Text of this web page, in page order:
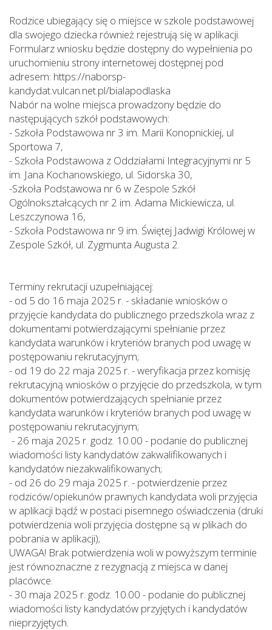
Rodzice ubiegający się o miejsce w szkole podstawowej
dla swojego dziecka również rejestrują się w aplikacji.
Formularz wniosku będzie dostępny do wypełnienia po
uruchomieniu strony internetowej dostępnej pod
adresem: https://naborsp-
kandydat.vulcan.net.pl/bialapodlaska
Nabór na wolne miejsca prowadzony będzie do
następujących szkół podstawowych:
- Szkoła Podstawowa nr 3 im. Marii Konopnickiej, ul
Sportowa 7,
- Szkoła Podstawowa z Oddziałami Integracyjnymi nr 5
im. Jana Kochanowskiego, ul. Sidorska 30,
-Szkoła Podstawowa nr 6 w Zespole Szkół
Ogólnokształcących nr 2 im. Adama Mickiewicza, ul.
Leszczynowa 16,
- Szkoła Podstawowa nr 9 im. Świętej Jadwigi Królowej w
Zespole Szkół, ul. Zygmunta Augusta 2.
Terminy rekrutacji uzupełniającej:
- od 5 do 16 maja 2025 r. - składanie wniosków o
przyjęcie kandydata do publicznego przedszkola wraz z
dokumentami potwierdzającymi spełnianie przez
kandydata warunków i kryteriów branych pod uwagę w
postępowaniu rekrutacyjnym;
- od 19 do 22 maja 2025 r. - weryfikacja przez komisję
rekrutacyjną wniosków o przyjęcie do przedszkola, w tym
dokumentów potwierdzających spełnianie przez
kandydata warunków i kryteriów branych pod uwagę w
postępowaniu rekrutacyjnym;
- 26 maja 2025 r. godz. 10.00 - podanie do publicznej
wiadomości listy kandydatów zakwalifikowanych i
kandydatów niezakwalifikowanych;
- od 26 do 29 maja 2025 r. - potwierdzenie przez
rodziców/opiekunów prawnych kandydata woli przyjęcia
w aplikacji bądź w postaci pisemnego oświadczenia (druki
potwierdzenia woli przyjęcia dostępne są w plikach do
pobrania w aplikacji);
UWAGA! Brak potwierdzenia woli w powyższym terminie
jest równoznaczne z rezygnacją z miejsca w danej
placówce.
-30 maja 2025 r. godz. 10.00 - podanie do publicznej
wiadomości listy kandydatów przyjętych i kandydatów
nieprzyjętych.